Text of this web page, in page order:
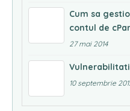
Cum sa
contul de
27 mai 2014
Vulnerabilitati
10 septembrie